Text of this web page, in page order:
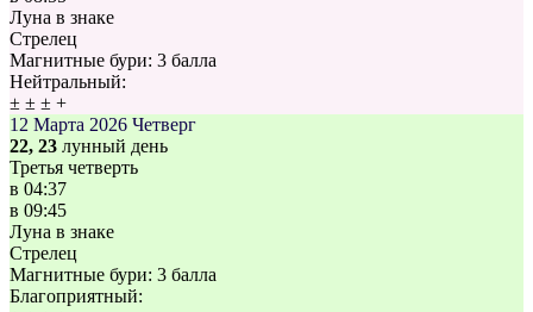
Луна в знаке
Стрелец
Магнитные бури: 3 балла
Нейтральный:
± ± ± +
12 Марта 2026 Четверг
22, 23 лунный день
Третья четверть
в 04:37
в 09:45
Луна в знаке
Стрелец
Магнитные бури: 3 балла
Благоприятный: